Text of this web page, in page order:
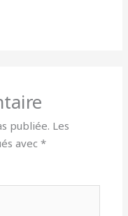
publiée. Les
avec*